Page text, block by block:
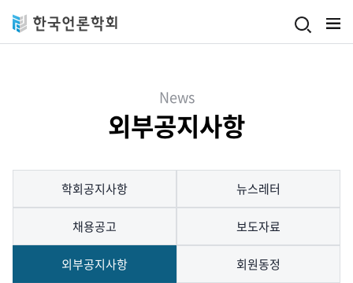
News
외부공지사항
학회공지사항 뉴스레터
채용공고 보도자료
외부공지사항 회원동정